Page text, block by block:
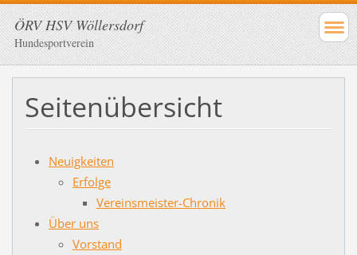
ÖRV HSV Wöllersdorf
Hundesportverein
Seitenübersicht
Neuigkeiten
Erfolge
Vereinsmeister-Chronik
Über uns
Vorstand